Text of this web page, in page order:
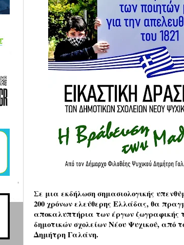
Σε μια εκδήλωση σημασιολογικής
200 χρόνων ελεύθερης Ελλάδας, θα
αποκαλυπτήρια των έργων ζωγραφικής
δημοτικών σχολείων Νέου Ψυχικού, από
Δημήτρη Γαλάνη.